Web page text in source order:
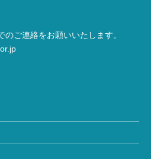
ご連絡をお願いいたします。